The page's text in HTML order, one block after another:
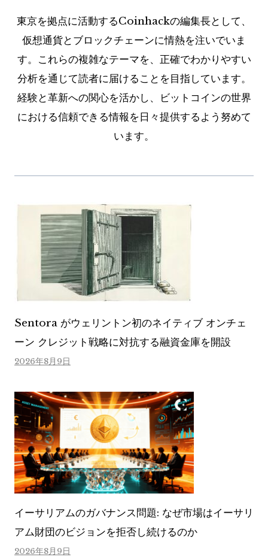
東京を拠点に活動するCoinhackの編集長として、
仮想通貨とブロックチェーンに情熱を注いでいま
す。これらの複雑なテーマを、正確でわかりやすい
分析を通じて読者に届けることを目指しています。
経験と革新への関心を活かし、ビットコインの世界
における信頼できる情報を日々提供するよう努めて
います。
Sentora がウェリントン初のネイティブ オンチェ
ーン クレジット戦略に対抗する融資金庫を開設
2026年8月9日
イーサリアムのガバナンス問題: なぜ市場はイーサリ
アム財団のビジョンを拒否し続けるのか
2026年8月9日